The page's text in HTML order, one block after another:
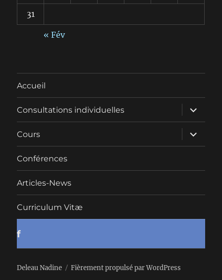
31
« Fév
Accueil
Consultations individuelles
ouvrir
le
sous-
menu
Cours
ouvrir
le
sous-
Conférences
Articles-News
Curriculum Vitæ
f
Deleau Nadine Fièrement propulsé par WordPress